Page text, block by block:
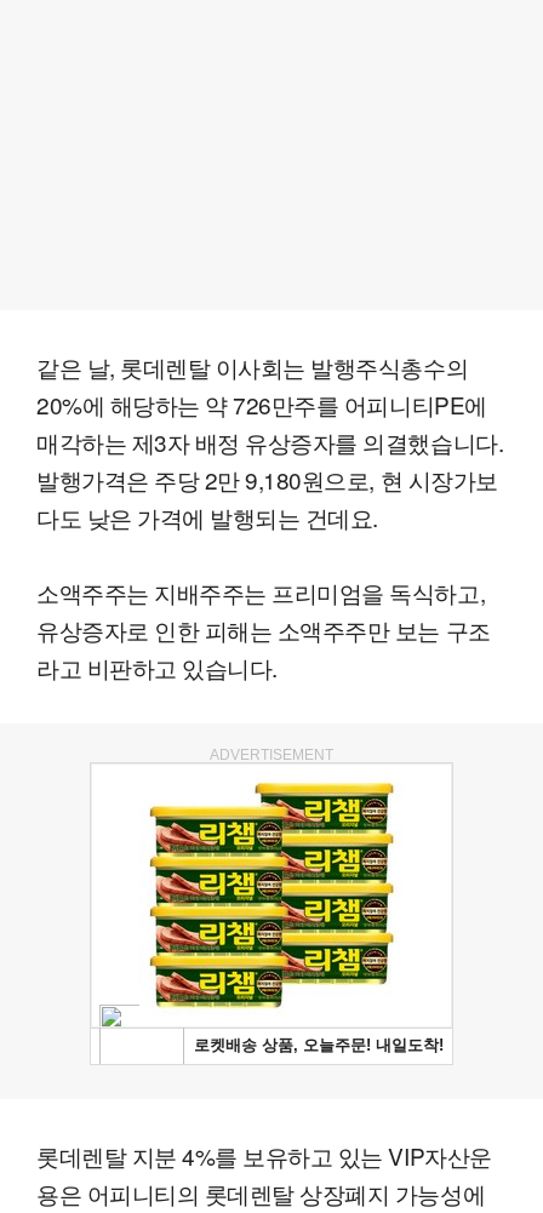
같은 날, 롯데렌탈 이사회는 발행주식총수의
20%에 해당하는 약 726만주를 어피니티PE에
매각하는 제3자 배정 유상증자를 의결했습니다.
발행가격은 주당 2만 9,180원으로, 현 시장가보
다도 낮은 가격에 발행되는 건데요.
소액주주는 지배주주는 프리미엄을 독식하고,
유상증자로 인한 피해는 소액주주만 보는 구조
라고 비판하고 있습니다.
ADVERTISEMENT
롯데렌탈 지분 4%를 보유하고 있는 VIP자산운
용은 어피니티의 롯데렌탈 상장폐지 가능성에